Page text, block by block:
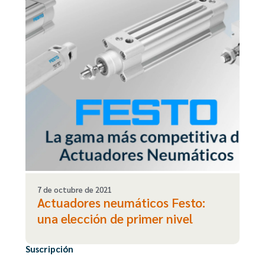
Suscripción
7 de octubre de 2021
Actuadores neumáticos Festo:
una elección de primer nivel